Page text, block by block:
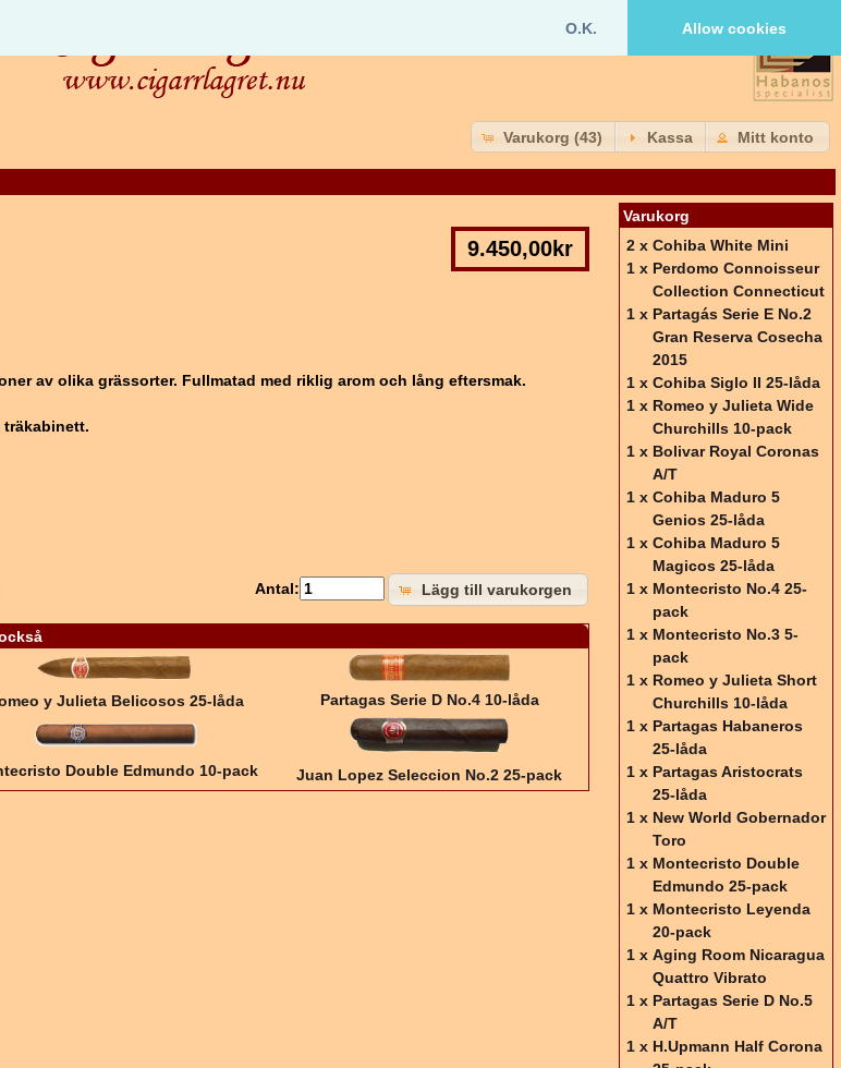
O.K. Allow cookies
Varukorg (43) Kassa Mitt konto
9.450,00kr
av olika grässorter. Fullmatad med riklig arom och lång eftersmak.
träkabinett.
Lägg till varukorgen
Antal:
y Julieta Belicosos 25-låda Partagas Serie D No.4 10-låda
Double Edmundo 10-pack
Juan Lopez Seleccion No.2 25-pack
Varukorg
2 x Cohiba White Mini
1 x Perdomo Connoisseur
Collection Connecticut
1 x Partagás Serie E No.2
Gran Reserva Cosecha
2015
1 x Cohiba Siglo II 25-låda
1 x Romeo y Julieta Wide
Churchills 10-pack
1 x Bolivar Royal Coronas
A/T
1 x Cohiba Maduro 5
Genios 25-låda
1 x Cohiba Maduro 5
Magicos 25-låda
1 x Montecristo No.4 25-
pack
1 x Montecristo No.3 5-
pack
1 x Romeo y Julieta Short
Churchills 10-låda
1 x Partagas Habaneros
25-låda
1 x Partagas Aristocrats
25-låda
1 x New World Gobernador
Toro
1 x Montecristo Double
Edmundo 25-pack
1 x Montecristo Leyenda
20-pack
1 x Aging Room Nicaragua
Quattro Vibrato
1 x Partagas Serie D No.5
A/T
1 x H.Upmann Half Corona